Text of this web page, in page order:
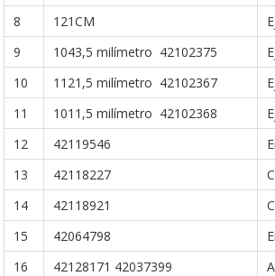
8
121CM
9
1043,5 milímetro 42102375
10
1121,5 milímetro 42102367
11
1011,5 milímetro 42102368
12
42119546
13
42118227
14
42118921
15
42064798
16
42128171 42037399